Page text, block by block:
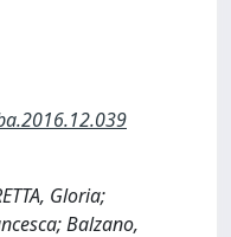
Gloria;
Balzano,